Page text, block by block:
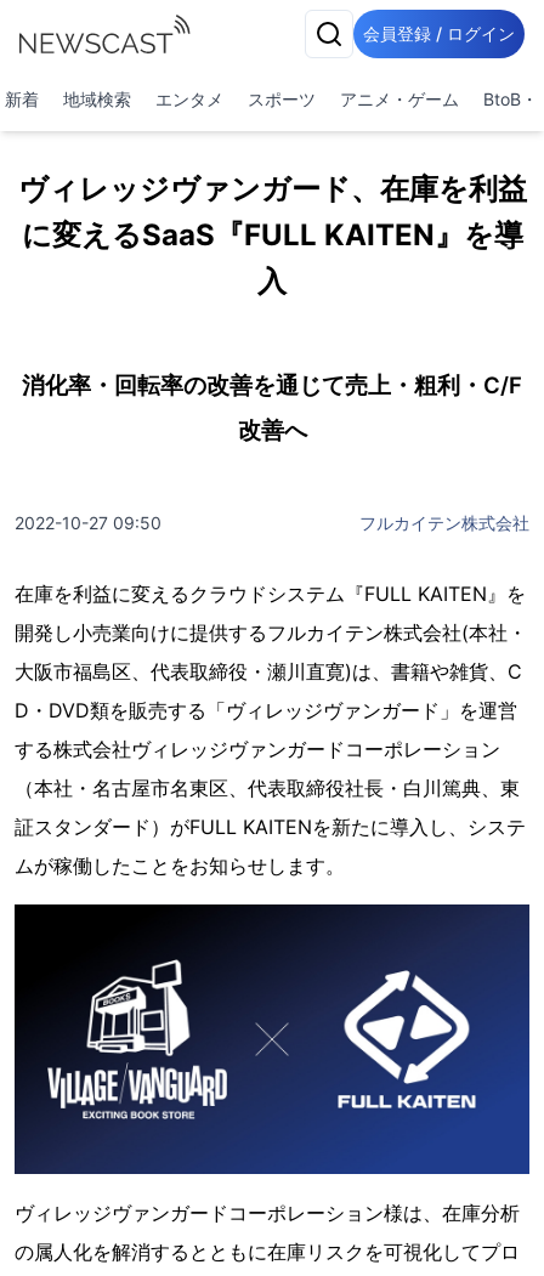
会員登録 / ログイン
新着 地域検索 エンタメ スポーツ アニメ・ゲーム BtoB・
ヴィレッジヴァンガード、在庫を利益
に変えるSaaS『FULL KAITEN』を導
入
消化率・回転率の改善を通じて売上・粗利・C/F
改善へ
2022-10-27 09:50 フルカイテン株式会社
在庫を利益に変えるクラウドシステム『FULL KAITEN』を
開発し小売業向けに提供するフルカイテン株式会社(本社・
大阪市福島区、代表取締役・瀬川直寛)は、書籍や雑貨、C
D・DVD類を販売する「ヴィレッジヴァンガード」を運営
する株式会社ヴィレッジヴァンガードコーポレーション
（本社・名古屋市名東区、代表取締役社長・白川篤典、東
証スタンダード）がFULL KAITENを新たに導入し、システ
ムが稼働したことをお知らせします。
ヴィレッジヴァンガードコーポレーション様は、在庫分析
の属人化を解消するとともに在庫リスクを可視化してプロ